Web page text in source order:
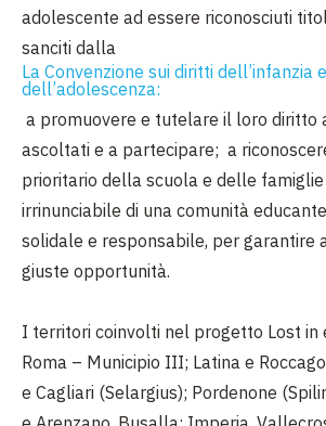
adolescente ad essere riconosciuti
sanciti dalla
La Convenzione sui diritti dell’infanzia e
dell’adolescenza:
a promuovere e tutelare il loro diritto
ascoltati e a partecipare; a
prioritario della scuola e delle
irrinunciabile di una comunità
solidale e responsabile, per garantire
giuste opportunità.
I territori coinvolti nel progetto Lost in
Roma – Municipio III; Latina e
e Cagliari (Selargius); Pordenone